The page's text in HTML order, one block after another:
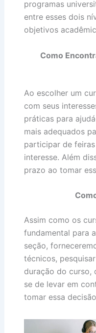
programas
entre esses dois
objetivos
Como
Ao escolher um
com seus
práticas para
mais adequados
participar de
interesse. Além
prazo ao tomar
Assim como os
fundamental para
seção,
técnicos,
duração do curso,
se de levar em
tomar essa